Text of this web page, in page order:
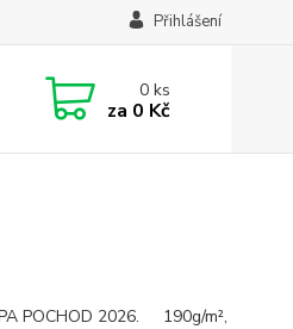
Přihlášení
0ks
za 0 Kč
POCHOD 2026. 190g/m²,